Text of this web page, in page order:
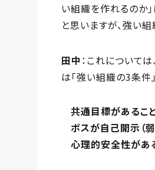
い組織を作れるのか
と思いますが、強い
田中 ：これについて
は「強い組織の3条件
共通目標があるこ
ボスが自己開示（
心理的安全性があ